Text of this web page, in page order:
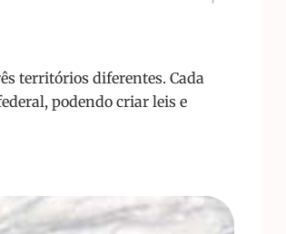
territórios diferentes. Cada
podendo criar leis e